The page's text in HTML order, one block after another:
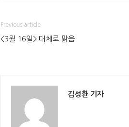
Previous article
<3월 16일> 대체로 맑음
김성환 기자